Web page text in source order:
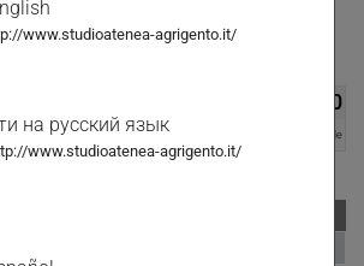
Immobiliare-Studio-Atenea-Di-
€ 115.000,00
Leggermente Trattabile
www.studioatenea-agrigento.it/
на русский язык
www.studioatenea-agrigento.it/